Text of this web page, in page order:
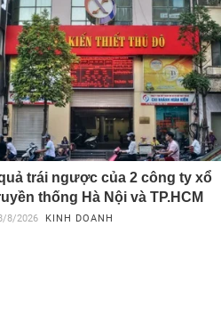
trái ngược của 2 công ty xổ
thống Hà Nội và TP.HCM
8/2026 KINH DOANH